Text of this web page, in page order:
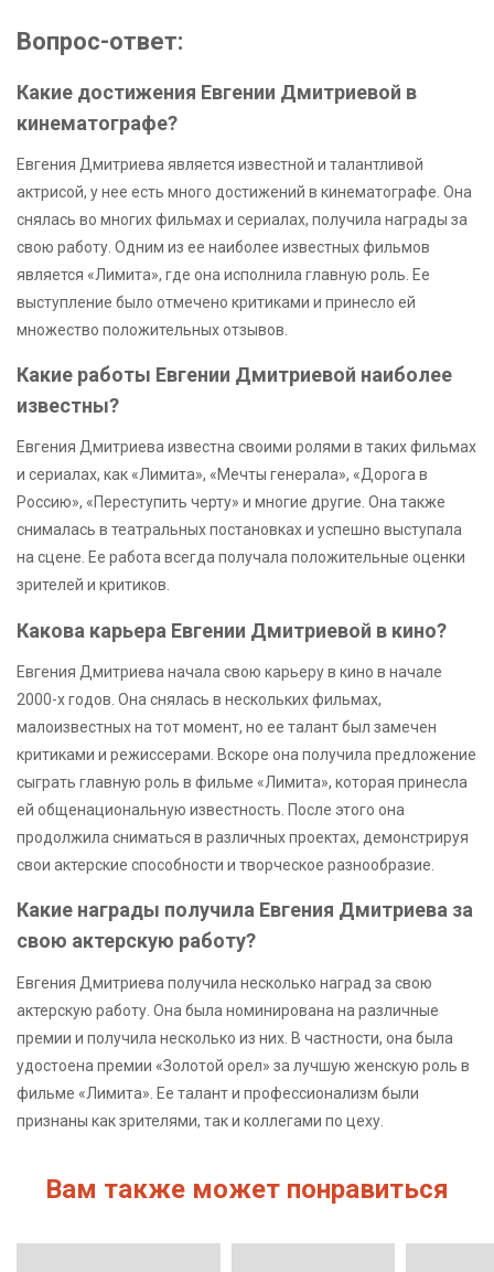
Вопрос-ответ:
Какие достижения Евгении Дмитриевой в
кинематографе?
Евгения Дмитриева является известной и талантливой
актрисой, у нее есть много достижений в кинематографе. Она
снялась во многих фильмах и сериалах, получила награды за
свою работу. Одним из ее наиболее известных фильмов
является «Лимита», где она исполнила главную роль. Ее
выступление было отмечено критиками и принесло ей
множество положительных отзывов.
Какие работы Евгении Дмитриевой наиболее
известны?
Евгения Дмитриева известна своими ролями в таких фильмах
и сериалах, как «Лимита», «Мечты генерала», «Дорога в
Россию», «Переступить черту» и многие другие. Она также
снималась в театральных постановках и успешно выступала
на сцене. Ее работа всегда получала положительные оценки
зрителей и критиков.
Какова карьера Евгении Дмитриевой в кино?
Евгения Дмитриева начала свою карьеру в кино в начале
2000-х годов. Она снялась в нескольких фильмах,
малоизвестных на тот момент, но ее талант был замечен
критиками и режиссерами. Вскоре она получила предложение
сыграть главную роль в фильме «Лимита», которая принесла
ей общенациональную известность. После этого она
продолжила сниматься в различных проектах, демонстрируя
свои актерские способности и творческое разнообразие.
Какие награды получила Евгения Дмитриева за
свою актерскую работу?
Евгения Дмитриева получила несколько наград за свою
актерскую работу. Она была номинирована на различные
премии и получила несколько из них. В частности, она была
удостоена премии «Золотой орел» за лучшую женскую роль в
фильме «Лимита». Ее талант и профессионализм были
признаны как зрителями, так и коллегами по цеху.
Вам также может понравиться